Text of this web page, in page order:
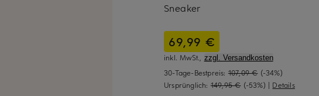
Sneaker
69,99 €
inkl. MwSt., zzgl. Versandkosten
30-Tage-Bestpreis: 107,09 € (-34%)
Ursprünglich: 149,95 € (-53%) | Details